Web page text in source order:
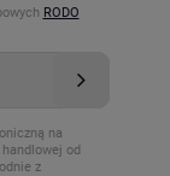
RODO
na
od
z